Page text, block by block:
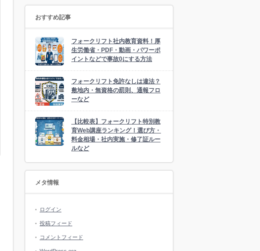
おすすめ記事
フォークリフト社内教育資料！厚
生労働省・PDF・動画・パワーポ
イントなどで事故0にする方法
フォークリフト免許なしは違法？
敷地内・無資格の罰則、通報フロ
ーなど
【比較表】フォークリフト特別教
育Web講座ランキング！選び方・
料金相場・社内実施・修了証ルー
ルなど
メタ情報
ログイン
投稿フィード
コメントフィード